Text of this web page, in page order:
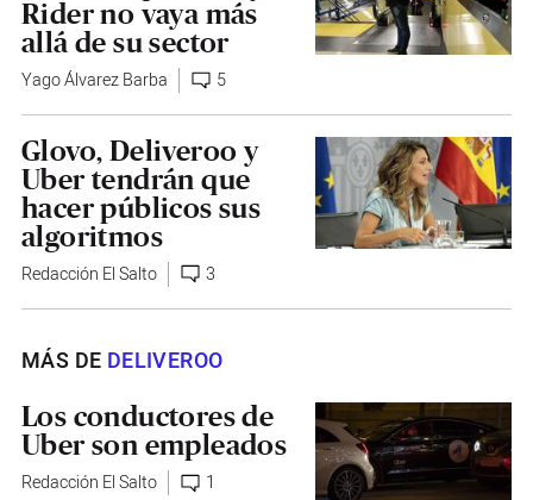
Rider no vaya más
allá de su sector
Yago Álvarez Barba 5
Glovo, Deliveroo y
Uber tendrán que
hacer públicos sus
algoritmos
Redacción El Salto 3
MÁS DE DELIVEROO
Los conductores de
Uber son empleados
Redacción El Salto 1